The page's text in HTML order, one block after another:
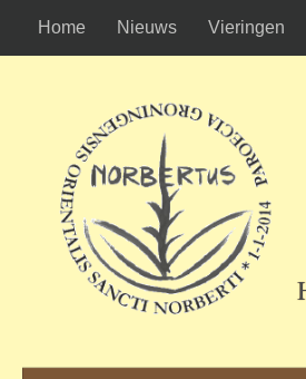
Ga naar de inhoud
Home Nieuws Vieringen